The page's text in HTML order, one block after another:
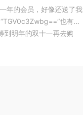
年的会员，好像还送了我
也有折
到明年的双十一再去购
。 上午来了来新夏图书